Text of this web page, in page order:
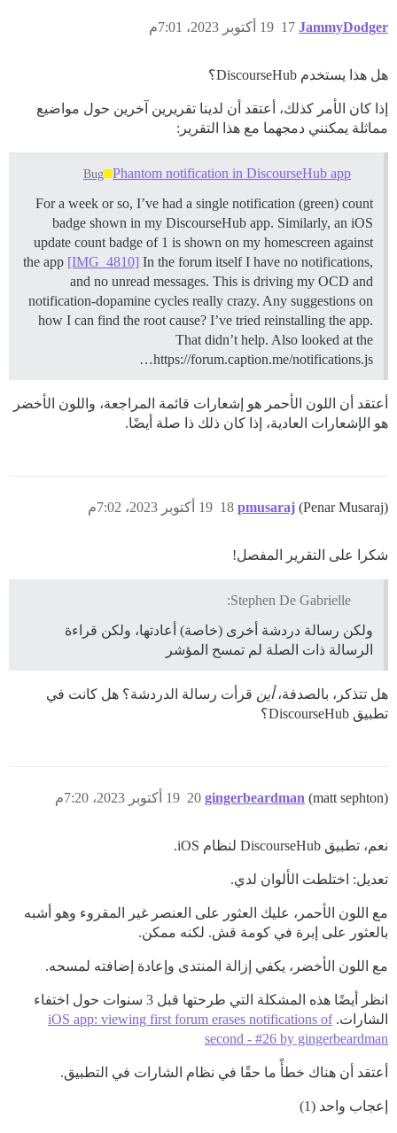
JammyDodger 19 أكتوبر 2023، 7:01م 17
هل هذا يستخدم DiscourseHub؟
إذا كان الأمر كذلك، أعتقد أن لدينا تقريرين آخرين حول مواضيع
مماثلة يمكنني دمجهما مع هذا التقرير:
Phantom notification in DiscourseHub app
Bug
For a week or so, I’ve had a single notification (green) count
badge shown in my DiscourseHub app. Similarly, an iOS
update count badge of 1 is shown on my homescreen against
the app [IMG_4810] In the forum itself I have no notifications,
and no unread messages. This is driving my OCD and
notification-dopamine cycles really crazy. Any suggestions on
how I can find the root cause? I’ve tried reinstalling the app.
That didn’t help. Also looked at the
https://forum.caption.me/notifications.js…
أعتقد أن اللون الأحمر هو إشعارات قائمة المراجعة، واللون الأخضر
هو الإشعارات العادية، إذا كان ذلك ذا صلة أيضًا.
pmusaraj (Penar Musaraj) 19 أكتوبر 2023، 7:02م 18
شكرا على التقرير المفصل!
Stephen De Gabrielle:
ولكن رسالة دردشة أخرى (خاصة) أعادتها، ولكن قراءة
الرسالة ذات الصلة لم تمسح المؤشر
هل تتذكر، بالصدفة،أين قرأت رسالة الدردشة؟ هل كانت في
تطبيق DiscourseHub؟
gingerbeardman (matt sephton) 19 أكتوبر 2023، 7:20م 20
نعم، تطبيق DiscourseHub لنظام iOS.
تعديل: اختلطت الألوان لدي.
مع اللون الأحمر، عليك العثور على العنصر غير المقروء وهو أشبه
بالعثور على إبرة في كومة قش. لكنه ممكن.
مع اللون الأخضر، يكفي إزالة المنتدى وإعادة إضافته لمسحه.
انظر أيضًا هذه المشكلة التي طرحتها قبل 3 سنوات حول اختفاء
الشارات.iOS app: viewing first forum erases notifications of
second - #26 by gingerbeardman
أعتقد أن هناك خطأً ما حقًا في نظام الشارات في التطبيق.
إعجاب واحد (1)